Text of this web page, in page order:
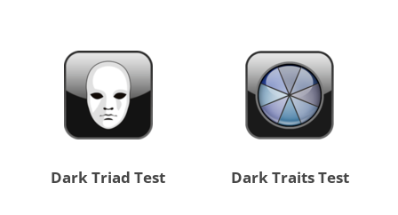
Dark Triad Test Dark Traits Test